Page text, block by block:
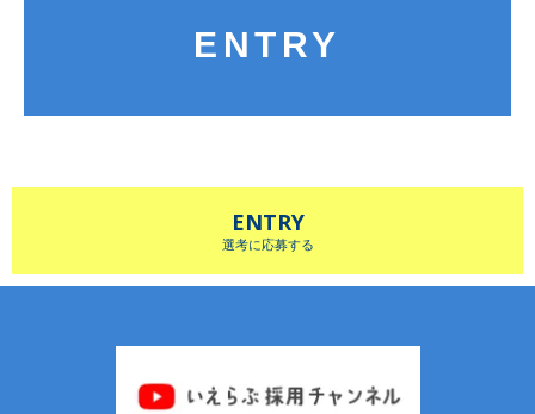
ENTRY
ENTRY
選考に応募する